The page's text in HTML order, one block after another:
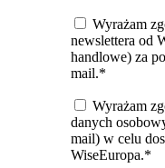
Wyrażam
newslettera od
handlowe) za
mail.*
Wyrażam
danych
mail) w celu
WiseEuropa.*